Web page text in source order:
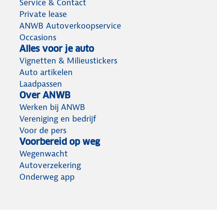
Service & Contact
Private lease
ANWB Autoverkoopservice
Occasions
Alles voor je auto
Vignetten & Milieustickers
Auto artikelen
Laadpassen
Over ANWB
Werken bij ANWB
Vereniging en bedrijf
Voor de pers
Voorbereid op weg
Wegenwacht
Autoverzekering
Onderweg app